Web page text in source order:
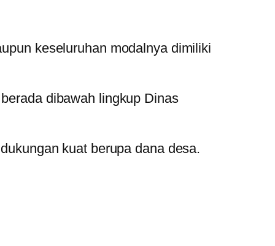
keseluruhan modalnya dimiliki
dibawah lingkup Dinas
kuat berupa dana desa.